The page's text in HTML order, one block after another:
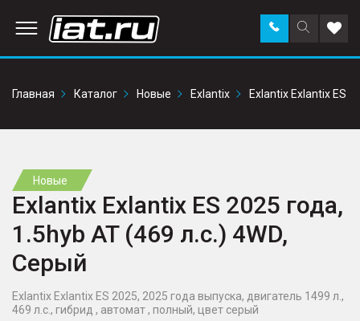
Поиск
по
Заказать
звонок в
Главная
Каталог Новые Exlantix Exlantix Exlantix ES
Новые
Exlantix Exlantix ES 2025 года,
1.5hyb AT (469 л.с.) 4WD,
Серый
Exlantix Exlantix ES 2025, 2025 года выпуска, двигатель 1499 л.,
469 л.с., гибрид , автомат , полный, цвет серый